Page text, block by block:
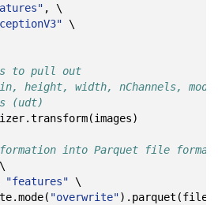
to pull out
height, width, nChannels,
(udt)
into Parquet file format
"features"
"overwrite"